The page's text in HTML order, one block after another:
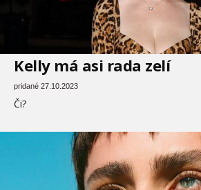
Kelly má asi rada zelí
pridané 27.10.2023
Či?